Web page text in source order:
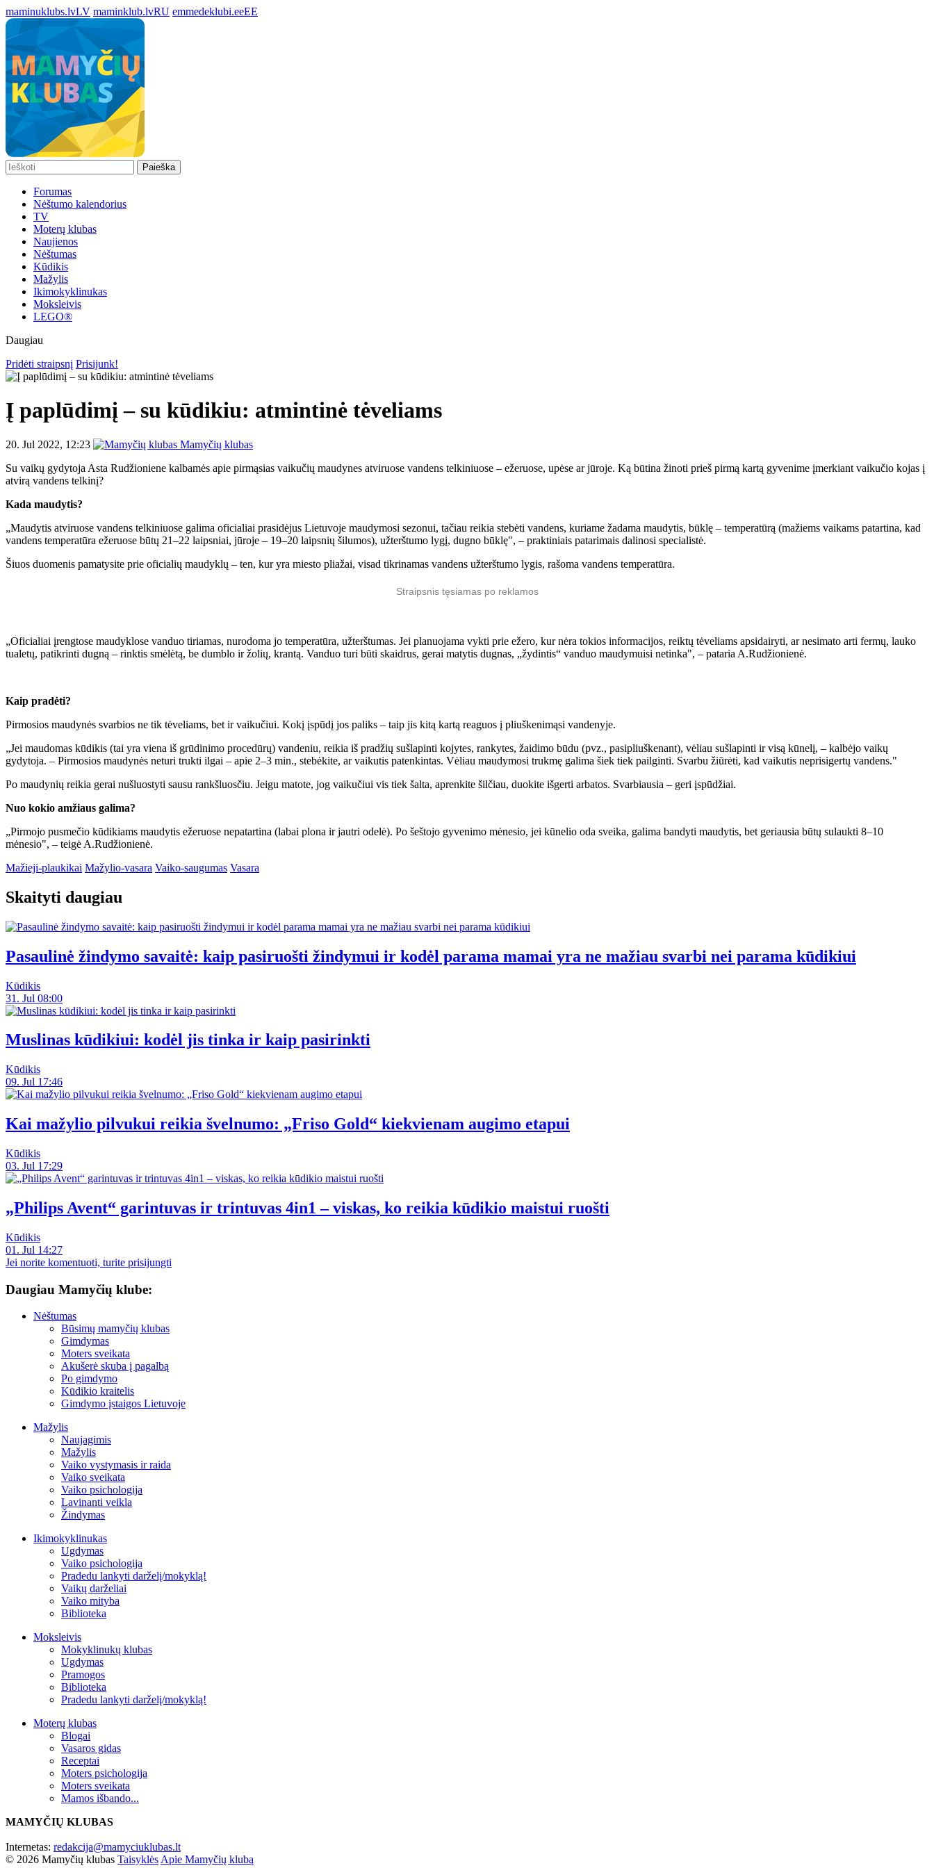
maminuklubs.lvLV maminklub.lvRU emmedeklubi.eeEE
Paieška
Forumas
Nėštumo kalendorius
TV
Moterų klubas
Naujienos
Nėštumas
Kūdikis
Mažylis
Ikimokyklinukas
Moksleivis
LEGO®
Daugiau
Pridėti straipsnį Prisijunk!
Į paplūdimį – su kūdikiu: atmintinė tėveliams
20. Jul 2022, 12:23
Mamyčių klubas
Su vaikų gydytoja Asta Rudžioniene kalbamės apie pirmąsias vaikučių maudynes atviruose vandens telkiniuose – ežeruose, upėse ar jūroje. Ką būtina žinoti prieš pirmą kartą gyvenime įmerkiant vaikučio kojas į
atvirą vandens telkinį?
Kada maudytis?
„Maudytis atviruose vandens telkiniuose galima oficialiai prasidėjus Lietuvoje maudymosi sezonui, tačiau reikia stebėti vandens, kuriame žadama maudytis, būklę – temperatūrą (mažiems vaikams patartina, kad
vandens temperatūra ežeruose būtų 21–22 laipsniai, jūroje – 19–20 laipsnių šilumos), užterštumo lygį, dugno būklę", – praktiniais patarimais dalinosi specialistė.
Šiuos duomenis pamatysite prie oficialių maudyklų – ten, kur yra miesto pliažai, visad tikrinamas vandens užterštumo lygis, rašoma vandens temperatūra.
Straipsnis tęsiamas po reklamos
„Oficialiai įrengtose maudyklose vanduo tiriamas, nurodoma jo temperatūra, užterštumas. Jei planuojama vykti prie ežero, kur nėra tokios informacijos, reiktų tėveliams apsidairyti, ar nesimato arti fermų, lauko
tualetų, patikrinti dugną – rinktis smėlėtą, be dumblo ir žolių, krantą. Vanduo turi būti skaidrus, gerai matytis dugnas, „žydintis“ vanduo maudymuisi netinka", – pataria A.Rudžionienė.
Kaip pradėti?
Pirmosios maudynės svarbios ne tik tėveliams, bet ir vaikučiui. Kokį įspūdį jos paliks – taip jis kitą kartą reaguos į pliuškenimąsi vandenyje.
„Jei maudomas kūdikis (tai yra viena iš grūdinimo procedūrų) vandeniu, reikia iš pradžių sušlapinti kojytes, rankytes, žaidimo būdu (pvz., pasipliuškenant), vėliau sušlapinti ir visą kūnelį, – kalbėjo vaikų
gydytoja. – Pirmosios maudynės neturi trukti ilgai – apie 2–3 min., stebėkite, ar vaikutis patenkintas. Vėliau maudymosi trukmę galima šiek tiek pailginti. Svarbu žiūrėti, kad vaikutis neprisigertų vandens."
Po maudynių reikia gerai nušluostyti sausu rankšluosčiu. Jeigu matote, jog vaikučiui vis tiek šalta, aprenkite šilčiau, duokite išgerti arbatos. Svarbiausia – geri įspūdžiai.
Nuo kokio amžiaus galima?
„Pirmojo pusmečio kūdikiams maudytis ežeruose nepatartina (labai plona ir jautri odelė). Po šeštojo gyvenimo mėnesio, jei kūnelio oda sveika, galima bandyti maudytis, bet geriausia būtų sulaukti 8–10
mėnesio", – teigė A.Rudžionienė.
Mažieji-plaukikai Mažylio-vasara Vaiko-saugumas Vasara
Skaityti daugiau
Pasaulinė žindymo savaitė: kaip pasiruošti žindymui ir kodėl parama mamai yra ne mažiau svarbi nei parama kūdikiui
Kūdikis
31. Jul 08:00
Muslinas kūdikiui: kodėl jis tinka ir kaip pasirinkti
Kūdikis
09. Jul 17:46
Kai mažylio pilvukui reikia švelnumo: „Friso Gold“ kiekvienam augimo etapui
Kūdikis
03. Jul 17:29
„Philips Avent“ garintuvas ir trintuvas 4in1 – viskas, ko reikia kūdikio maistui ruošti
Kūdikis
01. Jul 14:27
Jei norite komentuoti, turite prisijungti
Daugiau Mamyčių klube:
Nėštumas
Būsimų mamyčių klubas
Gimdymas
Moters sveikata
Akušerė skuba į pagalbą
Po gimdymo
Kūdikio kraitelis
Gimdymo įstaigos Lietuvoje
Mažylis
Naujagimis
Mažylis
Vaiko vystymasis ir raida
Vaiko sveikata
Vaiko psichologija
Lavinanti veikla
Žindymas
Ikimokyklinukas
Ugdymas
Vaiko psichologija
Pradedu lankyti darželį/mokyklą!
Vaikų darželiai
Vaiko mityba
Biblioteka
Moksleivis
Mokyklinukų klubas
Ugdymas
Pramogos
Biblioteka
Pradedu lankyti darželį/mokyklą!
Moterų klubas
Blogai
Vasaros gidas
Receptai
Moters psichologija
Moters sveikata
Mamos išbando...
MAMYČIŲ KLUBAS
Internetas: redakcija@mamyciuklubas.lt
© 2026 Mamyčių klubas Taisyklės Apie Mamyčių klubą